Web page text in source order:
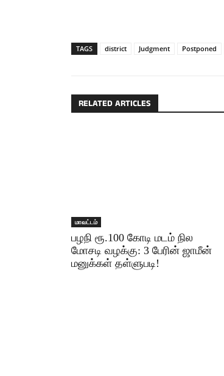
TAGS district Judgment Postponed
RELATED ARTICLES
மாவட்டம்
பழநி ரூ.100 கோடி மடம் நில
மோசடி வழக்கு: 3 பேரின் ஜாமீன்
மனுக்கள் தள்ளுபடி!